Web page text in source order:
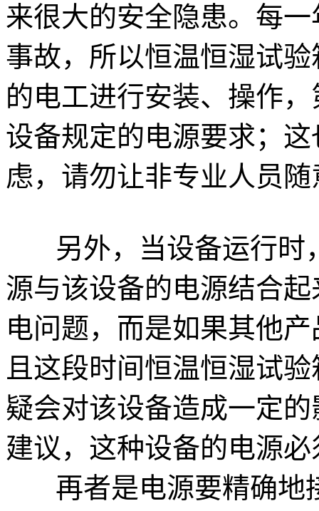
来很大的安全隐患。每
事故，所以恒温恒湿试
的电工进行安装、操作
设备规定的电源要求；
虑，请勿让非专业人员
另外，当设备运行时
源与该设备的电源结合
电问题，而是如果其他
且这段时间恒温恒湿试
疑会对该设备造成一定
建议，这种设备的电源
再者是电源要精确地